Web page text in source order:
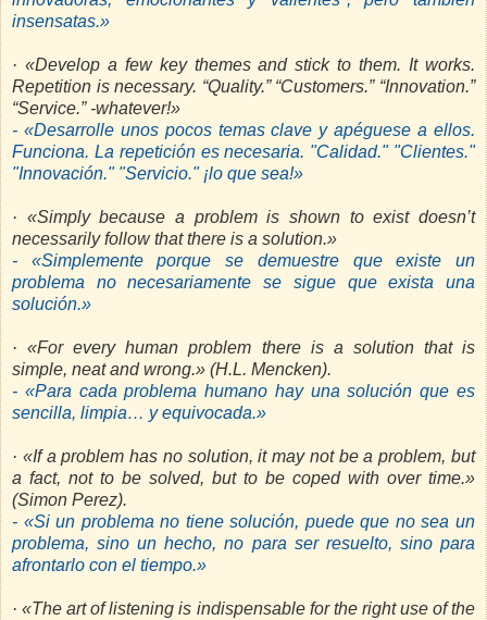
insensatas.»
· «Develop a few key themes and stick to them. It works.
Repetition is necessary. “Quality.” “Customers.” “Innovation.”
“Service.” -whatever!»
- «Desarrolle unos pocos temas clave y apéguese a ellos.
Funciona. La repetición es necesaria. "Calidad." "Clientes."
"Innovación." "Servicio." ¡lo que sea!»
· «Simply because a problem is shown to exist doesn’t
necessarily follow that there is a solution.»
- «Simplemente porque se demuestre que existe un
problema no necesariamente se sigue que exista una
solución.»
· «For every human problem there is a solution that is
simple, neat and wrong.» (H.L. Mencken).
- «Para cada problema humano hay una solución que es
sencilla, limpia… y equivocada.»
· «If a problem has no solution, it may not be a problem, but
a fact, not to be solved, but to be coped with over time.»
(Simon Perez).
- «Si un problema no tiene solución, puede que no sea un
problema, sino un hecho, no para ser resuelto, sino para
afrontarlo con el tiempo.»
· «The art of listening is indispensable for the right use of the